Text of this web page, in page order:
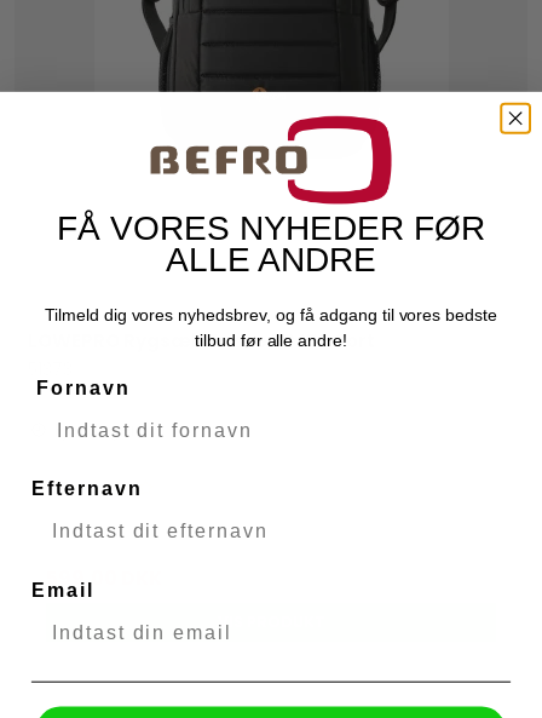
LOWEPRO Rygsæk Tahoe BP 150 Sort
Fjernlager
749,00 DKK
599,00 DKK
VIS PRODUKT
FÅ VORES NYHEDER FØR
ALLE ANDRE
Tilmeld dig vores nyhedsbrev, og få adgang til vores bedste
tilbud før alle andre!
Fornavn
Efternavn
Email